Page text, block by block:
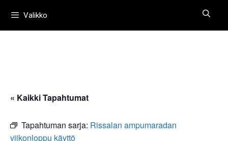
sisältöönValikko
« Kaikki Tapahtumat
Tapahtuman sarja: Rissalan ampumaradan
viikonloppu käyttö